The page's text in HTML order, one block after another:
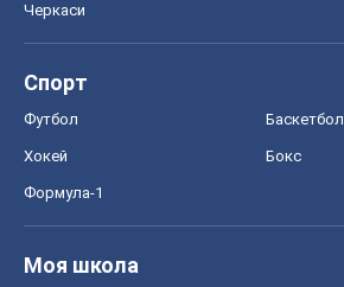
Черкаси
Спорт
Футбол Баскетбол
Хокей Бокс
Формула-1
Моя школа